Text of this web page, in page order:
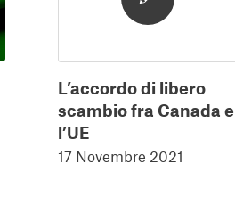
L’accordo di libero
scambio fra Canada e
l’UE
17 Novembre 2021